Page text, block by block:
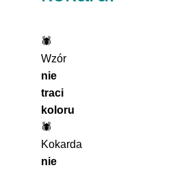
🕷️
Wzór
nie
traci
koloru
🕷️
Kokarda
nie